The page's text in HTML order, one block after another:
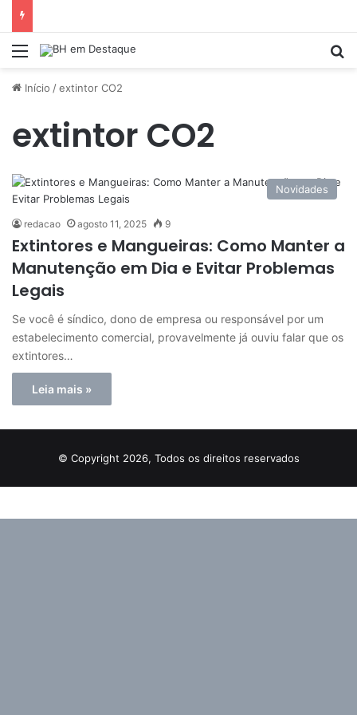
Menu
Início /extintor CO2
extintor CO2
Novidades
redacao agosto 11, 2025 9
Extintores e Mangueiras: Como Manter a
Manutenção em Dia e Evitar Problemas
Legais
Se você é síndico, dono de empresa ou responsável por um
estabelecimento comercial, provavelmente já ouviu falar que os
extintores…
Leia mais »
© Copyright 2026, Todos os direitos reservados